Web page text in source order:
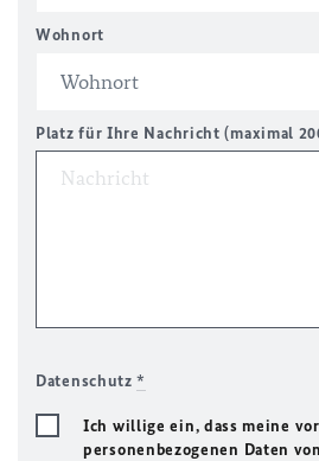
Wohnort
Platz für Ihre Nachricht (maximal
Datenschutz*
Ich willige ein, dass meine
personenbezogenen Daten